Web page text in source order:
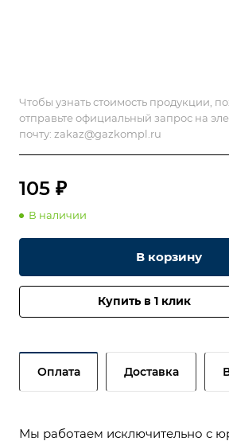
Чтобы узнать стоимость продукции,
отправьте официальный запрос на
почту: zakaz@gazkompl.ru
105 ₽
В наличии
В корзину
Купить в 1 клик
Оплата Доставка
Мы работаем исключительно с